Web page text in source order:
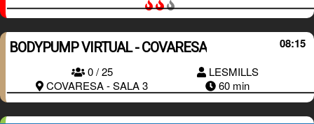
08:15
BODYPUMP VIRTUAL - COVARESA
0 / 25
LESMILLS
COVARESA - SALA 3
60 min